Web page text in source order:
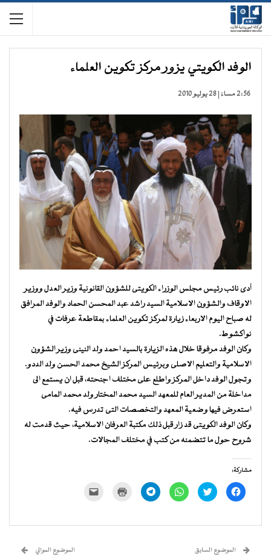
الوفد الكويتي يزور مركز تكوين العلماء
2:56 مساءً | 28 يوليو 2010
أدى نائب رئيس مجلس الوزراء الكويتى للشؤون القانونية وزير العدل ووزير
الاوقاف والشؤون الاسلامية السيد راشد عبد المحسن الحماد والوفد المرافق
له صباح اليوم الاربعاء زيارة لمركز تكوين العلماء بمقاطعة عرفات في
نواكشوط.
وكان الوفد مرفوقا خلال هذه الزيارة بالسيد احمد ولد النينى وزير الشؤون
الاسلامية والتعليم الاصلى وبرئيس المركز الشيخ محمد الحسن ولد الددو.
وتجول الوفد داخل المركز واطلع على مختلف اجنحته، قبل ان يستمع الى
مداخلة من المدير العام للمعهد السيد محمد المختار ولد محمد المامى
استعرض فيها وضعية المعهد والتخصصات التى تدرس فيه.
وكان الوفد الكويتى قد زار قبل ذلك مكتبة العرفان الاسلامية، حيث قدمت له
شروح حول ما تتضمنه من كتب في مختلف المجالات.
مشاركة:
انقر
للمشاركة
في
اضغط
للمشاركة
في
انقر
للمشاركة
في
انقر
للمشاركة
في
للطباعة
جديدة) الإلكتروني
الموضوع السابق الموضوع الموالي